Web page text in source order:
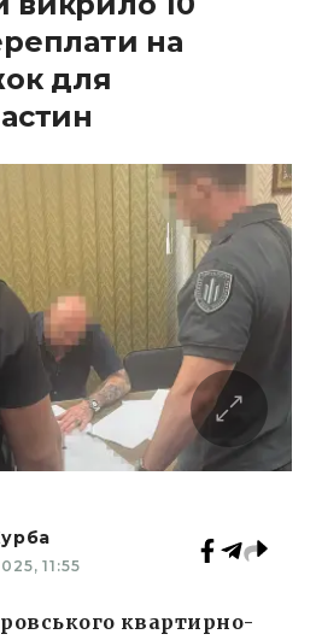
на
для
11:55
квартирно-